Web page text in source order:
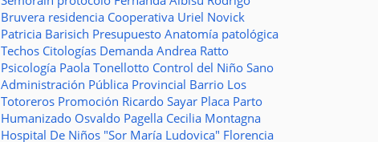
Bruvera residencia Cooperativa Uriel Novick
Patricia Barisich Presupuesto Anatomía patológica
Techos Citologías Demanda Andrea Ratto
Psicología Paola Tonellotto Control del Niño Sano
Administración Pública Provincial Barrio Los
Totoreros Promoción Ricardo Sayar Placa Parto
Humanizado Osvaldo Pagella Cecilia Montagna
Hospital De Niños "Sor María Ludovica" Florencia